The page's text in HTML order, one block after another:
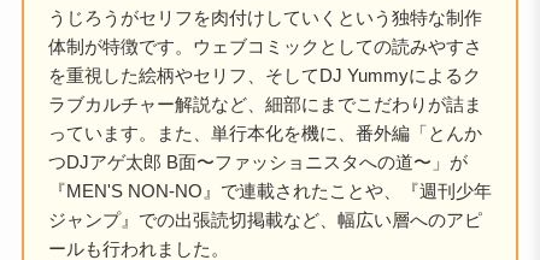
うじろうがセリフを肉付けしていくという独特な制作
体制が特徴です。ウェブコミックとしての読みやすさ
を重視した絵柄やセリフ、そしてDJ Yummyによるク
ラブカルチャー解説など、細部にまでこだわりが詰ま
っています。また、単行本化を機に、番外編「とんか
つDJアゲ太郎 B面〜ファッショニスタへの道〜」が
『MEN'S NON-NO』で連載されたことや、『週刊少年
ジャンプ』での出張読切掲載など、幅広い層へのアピ
ールも行われました。